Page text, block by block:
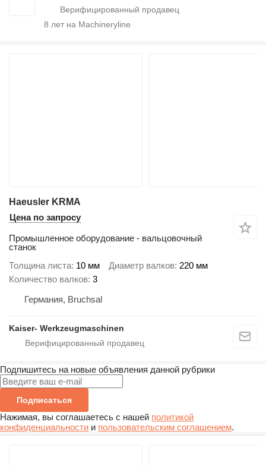
8 лет на Machineryline
Haeusler KRMA
Цена по запросу
Промышленное оборудование - вальцовочный
станок
Толщина листа 10 мм Диаметр валков 220 мм
Количество валков 3
Германия, Bruchsal
Kaiser- Werkzeugmaschinen
Подпишитесь на новые объявления данной рубрики
Подписаться
Нажимая, вы соглашаетесь с нашей политикой
конфиденциальности и пользовательским соглашением.